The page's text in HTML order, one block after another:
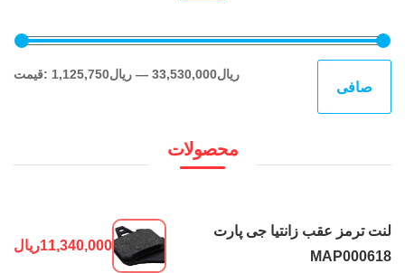
صافی
قيمت: 1,125,750ریال — 33,530,000ریال
محصولات
لنت ترمز عقب زانتیا جی پارت
MAP000618
11,340,000ریال